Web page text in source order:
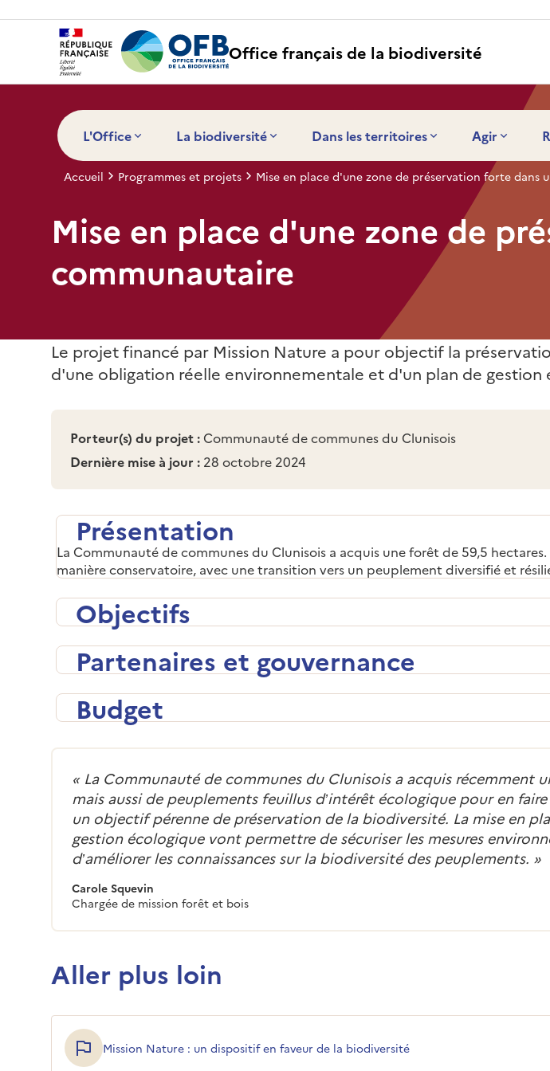
Office français de la biodiversité
L'Office La biodiversité Dans les territoires Agir
Accueil Programmes et projets Mise en place d'une zone de préservation forte dans
Mise en place d'une zone de
communautaire
Le projet financé par Mission Nature a pour objectif la
d'une obligation réelle environnementale et d'un plan de gestion
Porteur(s) du projet : Communauté de communes du Clunisois
Dernière mise à jour : 28 octobre 2024
Présentation
La Communauté de communes du Clunisois a acquis une forêt de 59,5
manière conservatoire, avec une transition vers un peuplement diversifié et
Objectifs
Partenaires et gouvernance
Budget
« La Communauté de communes du Clunisois a acquis
mais aussi de peuplements feuillus d’intérêt écologique pour en
un objectif pérenne de préservation de la biodiversité. La mise en
gestion écologique vont permettre de sécuriser les mesures
d’améliorer les connaissances sur la biodiversité des peuplements. »
Carole Squevin
Chargée de mission forêt et bois
Aller plus loin
Mission Nature : un dispositif en faveur de la biodiversité